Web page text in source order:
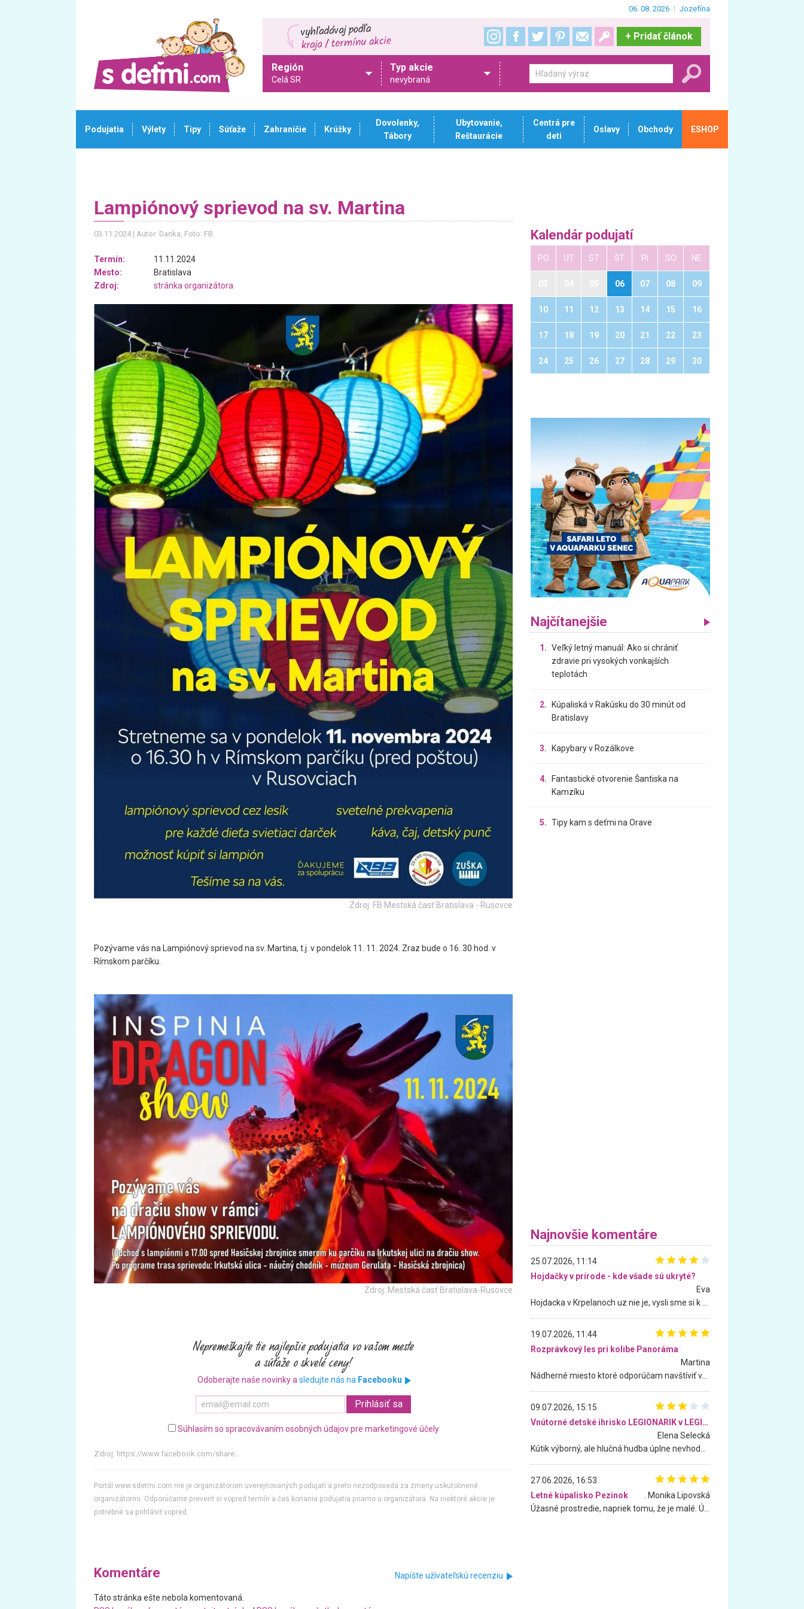
06. 08. 2026 Jozefína
+ Pridať článok
Región
Celá SR
Typ akcie
nevybraná
Podujatia Výlety Tipy Súťaže Zahraničie Krúžky
Dovolenky,
Tábory
Ubytovanie,
Reštaurácie
Centrá pre
deti
Oslavy Obchody ESHOP
Lampiónový sprievod na sv. Martina
03.11.2024 Autor: Danka, Foto: FB
Termín:
11.11.2024
Mesto:
Bratislava
Zdroj:
stránka organizátora
Zdroj: FB Mestská časť Bratislava - Rusovce
Pozývame vás na Lampiónový sprievod na sv. Martina, t.j. v pondelok 11. 11. 2024. Zraz bude o 16. 30 hod. v
Rímskom parčíku.
Zdroj: Mestská časť Bratislava-Rusovce
Odoberajte naše novinky a sledujte nás na Facebooku
Súhlasím so spracovávaním osobných údajov pre marketingové účely
Zdroj: https://www.facebook.com/share...
Portál www.sdetmi.com nie je organizátorom uverejňovaných podujatí a preto nezodpovedá za zmeny uskutočnené
organizátormi. Odporúčame preveriť si vopred termín a čas konania podujatia priamo u organizátora. Na niektoré akcie je
potrebné sa prihlásiť vopred.
Komentáre Napíšte užívateľskú recenziu
Táto stránka ešte nebola komentovaná.
Kalendár podujatí
PO UT ST ŠT PI SO NE
06 07 08 09
10 11 12 13 14 15 16
17 18 19 20 21 22 23
24 25 26 27 28 29 30
Najčítanejšie
1. Veľký letný manuál: Ako si chrániť
zdravie pri vysokých vonkajších
teplotách
2.
Kúpaliská v Rakúsku do 30 minút od
Bratislavy
3. Kapybary v Rozálkove
4.
Fantastické otvorenie Šantiska na
Kamzíku
5. Tipy kam s deťmi na Orave
Najnovšie komentáre
25.07.2026, 11:14
Hojdačky v prírode - kde všade sú ukryté?
Eva
19.07.2026, 11:44
Rozprávkový les pri kolibe Panoráma
Martina
09.07.2026, 15:15
Vnútorné detské ihrisko LEGIONARIK v LEGIA Fitness
Elena Selecká
27.06.2026, 16:53
Letné kúpalisko Pezinok
. Monika Lipovská